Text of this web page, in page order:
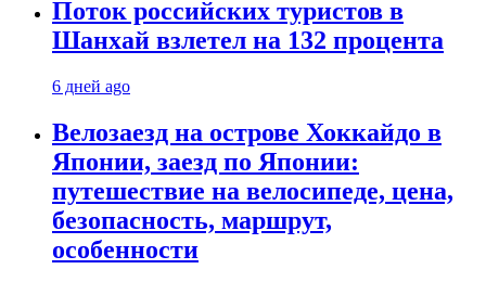
Поток российских туристов в
Шанхай взлетел на 132 процента
6 дней ago
Велозаезд на острове Хоккайдо в
Японии, заезд по Японии:
путешествие на велосипеде, цена,
безопасность, маршрут,
особенности